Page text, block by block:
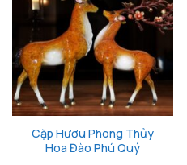
Cặp Hươu Phong Thủy
Hoa Đào Phú Quý